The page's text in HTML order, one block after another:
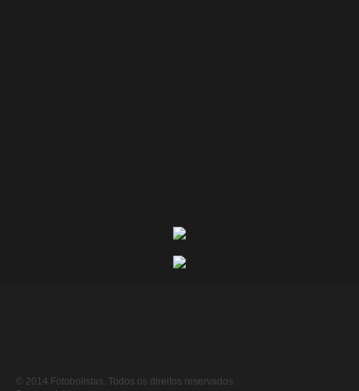
© 2014 Fotobolistas. Todos os direitos reservados.